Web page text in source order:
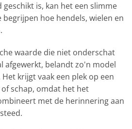
geschikt is, kan het een slimme
hoe hendels, wielen en
waarde die niet onderschat
afgewerkt, belandt zo'n model
krijgt vaak een plek op een
schap, omdat het het
met de herinnering aan